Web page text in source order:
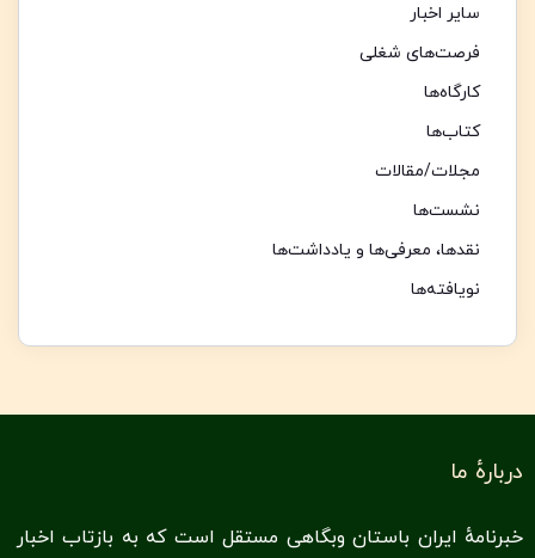
سایر اخبار
فرصت‌های شغلی
کارگاه‌ها
کتاب‌ها
مجلات/مقالات
نشست‌ها
نقدها،‌ معرفی‌ها و یادداشت‌ها
نویافته‌ها
دربارهٔ ما
خبرنامهٔ ایران باستان وبگاهی مستقل است که به بازتاب اخبار